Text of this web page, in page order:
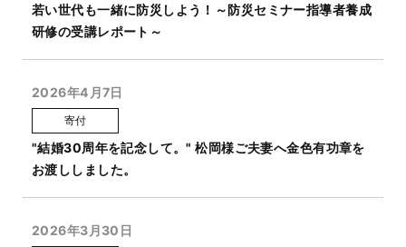
若い世代も一緒に防災しよう！～防災セミナー指導者養成
研修の受講レポート～
2026年4月7日
寄付
"結婚30周年を記念して。" 松岡様ご夫妻へ金色有功章を
お渡ししました。
2026年3月30日